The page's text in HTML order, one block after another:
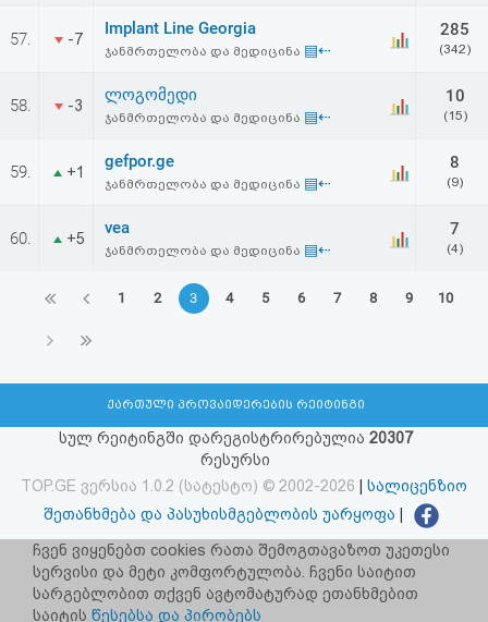
57. -7
Implant Line Georgia
ჯანმრთელობა და მედიცინა ▤⇠
285
(342)
58. -3
ლოგომედი
ჯანმრთელობა და მედიცინა ▤⇠
10
(15)
59. +1
gefpor.ge
ჯანმრთელობა და მედიცინა ▤⇠
8
(9)
60. +5
vea
ჯანმრთელობა და მედიცინა ▤⇠
7
(4)
1 2 3 4 5 6 7 8 9 10
ქართული პროვაიდერების რეიტინგი
სულ რეიტინგში დარეგისტრირებულია 20307
რესურსი
TOP.GE ვერსია 1.0.2 (სატესტო) © 2002-2026
სალიცენზიო
შეთანხმება და პასუხისმგებლობის უარყოფა
facebook.com/TOP.GE
იხილეთ TOP.GE - ის ძველი ვერსია ბმულზე
ჩვენ ვიყენებთ cookies რათა შემოგთავაზოთ უკეთესი
სერვისი და მეტი კომფორტულობა. ჩვენი საიტით
სარგებლობით თქვენ ავტომატურად ეთანხმებით
საიტის წესებსა და პირობებს